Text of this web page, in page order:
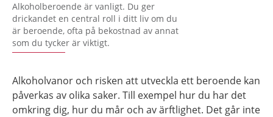
Alkoholberoende är vanligt. Du ger
drickandet en central roll i ditt liv om du
är beroende, ofta på bekostnad av annat
som du tycker är viktigt.
Alkoholvanor och risken att utveckla ett beroende kan
påverkas av olika saker. Till exempel hur du har det
omkring dig, hur du mår och av ärftlighet. Det går inte